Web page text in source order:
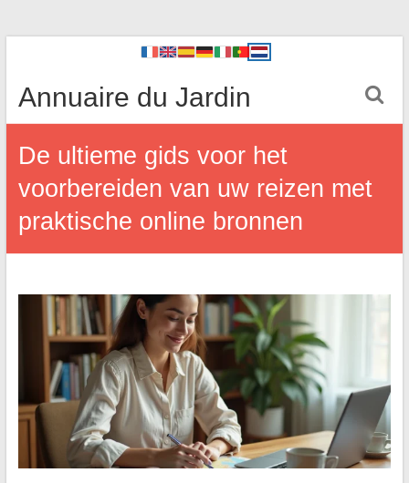
Annuaire du Jardin
De ultieme gids voor het
voorbereiden van uw reizen met
praktische online bronnen